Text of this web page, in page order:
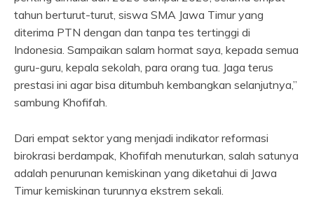
tahun berturut-turut, siswa SMA Jawa Timur yang
diterima PTN dengan dan tanpa tes tertinggi di
Indonesia. Sampaikan salam hormat saya, kepada semua
guru-guru, kepala sekolah, para orang tua. Jaga terus
prestasi ini agar bisa ditumbuh kembangkan selanjutnya,”
sambung Khofifah.
Dari empat sektor yang menjadi indikator reformasi
birokrasi berdampak, Khofifah menuturkan, salah satunya
adalah penurunan kemiskinan yang diketahui di Jawa
Timur kemiskinan turunnya ekstrem sekali.